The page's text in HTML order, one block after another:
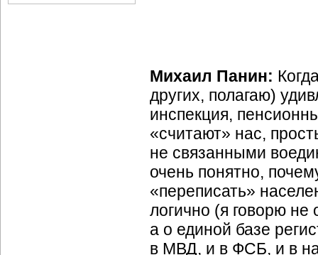
Михаил Панин:
других, полагаю)
инспекция,
«считают» нас,
не связанными
очень понятно,
«переписать»
логично (я говорю
а о единой базе
в МВД, и в ФСБ, и в